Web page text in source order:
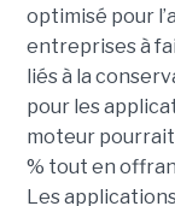
optimisé pour
entreprises à
liés à la
pour les
moteur
% tout en
Les